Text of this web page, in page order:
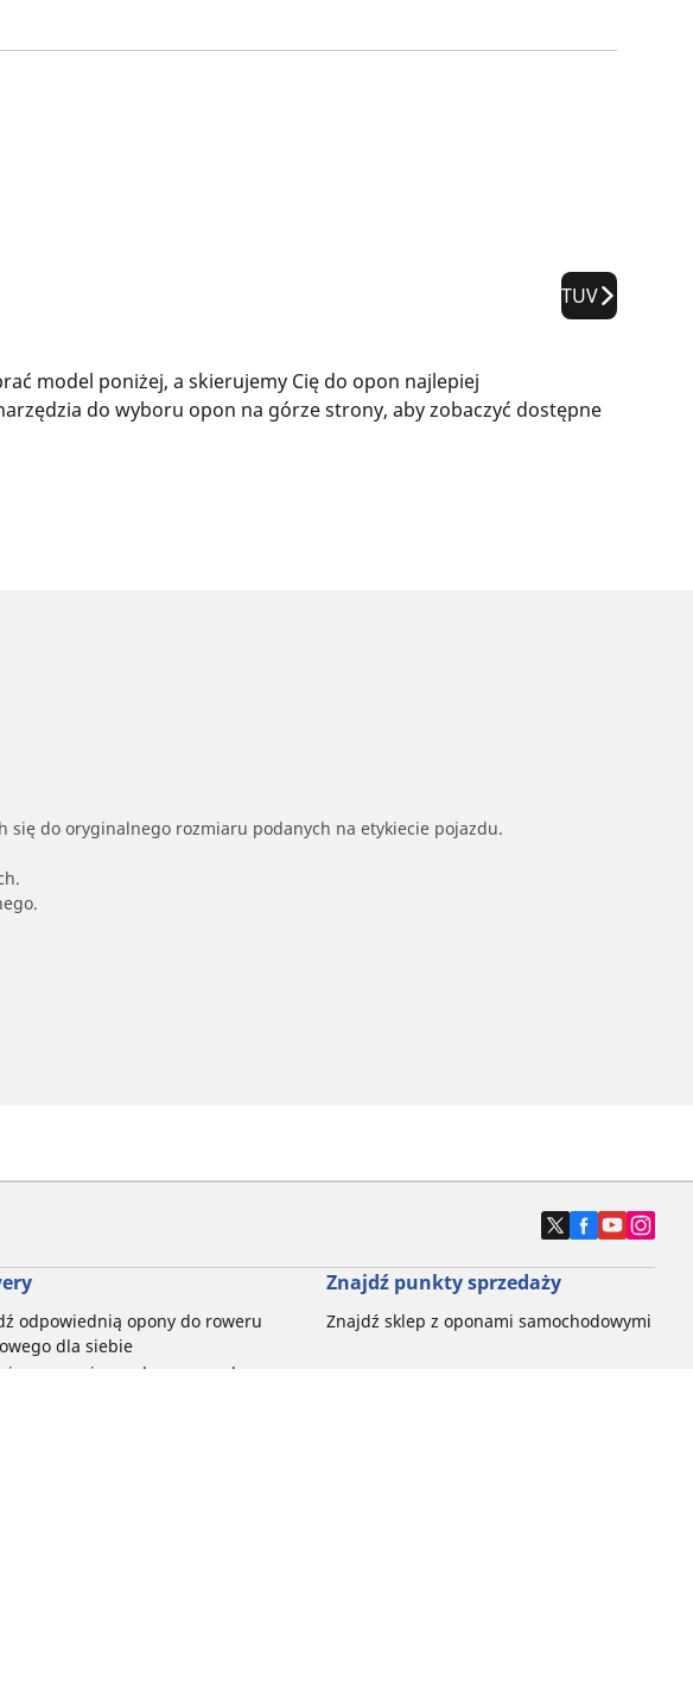
TUV
model poniżej, a skierujemy Cię do opon najlepiej
do wyboru opon na górze strony, aby zobaczyć dostępne
się do oryginalnego rozmiaru podanych na etykiecie pojazdu.
odpowiednią opony do roweru
dla siebie
nasze uniwersalne opony do
Znajdź punkty sprzedaży
Znajdź sklep z oponami samochodowymi